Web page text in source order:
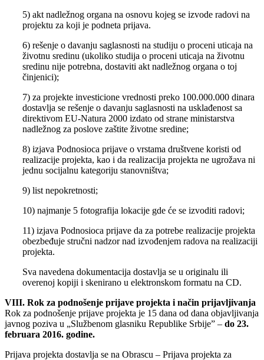
5) akt nadležnog organa na osnovu kojeg se izvode radovi na
projektu za koji je podneta prijava.
6) rešenje o davanju saglasnosti na studiju o proceni uticaja na
životnu sredinu (ukoliko studija o proceni uticaja na životnu
sredinu nije potrebna, dostaviti akt nadležnog organa o toj
činjenici);
7) za projekte investicione vrednosti preko 100.000.000 dinara
dostavlja se rešenje o davanju saglasnosti na usklađenost sa
direktivom EU-Natura 2000 izdato od strane ministarstva
nadležnog za poslove zaštite životne sredine;
8) izjava Podnosioca prijave o vrstama društvene koristi od
realizacije projekta, kao i da realizacija projekta ne ugrožava ni
jednu socijalnu kategoriju stanovništva;
9) list nepokretnosti;
10) najmanje 5 fotografija lokacije gde će se izvoditi radovi;
11) izjava Podnosioca prijave da za potrebe realizacije projekta
obezbeđuje stručni nadzor nad izvođenjem radova na realizaciji
projekta.
Sva navedena dokumentacija dostavlja se u originalu ili
overenoj kopiji i skenirano u elektronskom formatu na CD.
VIII. Rok za podnošenje prijave projekta i način prijavljivanja
Rok za podnošenje prijave projekta je 15 dana od dana objavljivanja
javnog poziva u „Službenom glasniku Republike Srbije” – do 23.
februara 2016. godine.
Prijava projekta dostavlja se na Obrascu – Prijava projekta za